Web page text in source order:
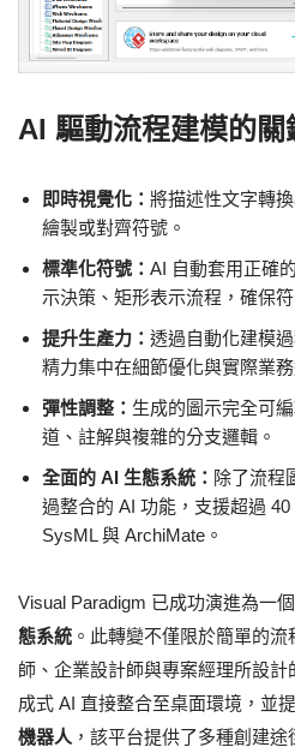
AI 驅動流程建模的關
即時視覺化： 將描述性文字轉
繪製或對齊符號。
標準化符號： AI 自動套用正確
示決策、矩形表示流程，確保
提升生產力： 透過自動化建模
精力集中在細節優化與實際業
彈性調整： 生成的圖示完全可
道、註解與複雜的分支邏輯。
全面的 AI 生態系統： 除了流程
過整合的 AI 功能，支援超過
SysML 與 ArchiMate。
Visual Paradigm 已成功演進為一
態系統 。此轉變不僅限於簡單的
師、企業設計師與專案經理所設
成式 AI 直接整合至桌面環境，並
機器人 ，該平台提供了多種創建